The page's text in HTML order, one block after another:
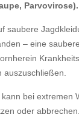
Parvovirose).
saubere
– eine
auszuschließen.
bei extremen
oder abbrechen.